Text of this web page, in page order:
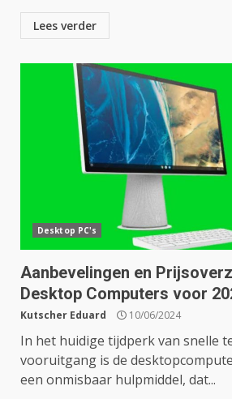
Lees verder
Desktop PC's
Aanbevelingen en
Desktop Computers voor
Kutscher Eduard 10/06/2024
In het huidige tijdperk van snelle
vooruitgang is de
een onmisbaar hulpmiddel, dat...